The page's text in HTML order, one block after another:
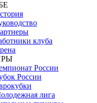
клуба
России
России
лига